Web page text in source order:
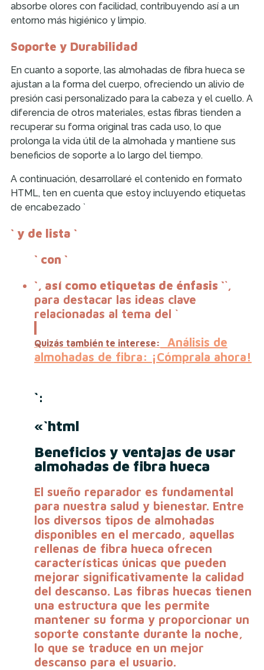
absorbe olores con facilidad, contribuyendo así a un
entorno más higiénico y limpio.
Soporte y Durabilidad
En cuanto a soporte, las almohadas de fibra hueca se
ajustan a la forma del cuerpo, ofreciendo un alivio de
presión casi personalizado para la cabeza y el cuello. A
diferencia de otros materiales, estas fibras tienden a
recuperar su forma original tras cada uso, lo que
prolonga la vida útil de la almohada y mantiene sus
beneficios de soporte a lo largo del tiempo.
A continuación, desarrollaré el contenido en formato
HTML, ten en cuenta que estoy incluyendo etiquetas
de encabezado `
` y de lista `
` con `
`, así como etiquetas de énfasis ``,
para destacar las ideas clave
relacionadas al tema del `
Quizás también te interese:
Análisis de
almohadas de fibra: ¡Cómprala ahora!
`:
«`html
Beneficios y ventajas de usar
almohadas de fibra hueca
El sueño reparador es fundamental
para nuestra salud y bienestar. Entre
los diversos tipos de almohadas
disponibles en el mercado, aquellas
rellenas de fibra hueca ofrecen
características únicas que pueden
mejorar significativamente la calidad
del descanso. Las fibras huecas tienen
una estructura que les permite
mantener su forma y proporcionar un
soporte constante durante la noche,
lo que se traduce en un mejor
descanso para el usuario.